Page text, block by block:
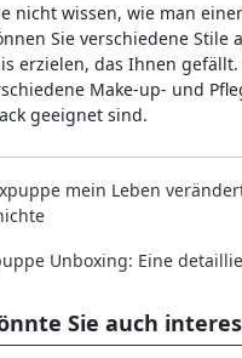
nicht wissen, wie man
Sie verschiedene Stile
erzielen, das Ihnen
Make-up- und
geeignet sind.
mein Leben
Unboxing: Eine
Sie auch